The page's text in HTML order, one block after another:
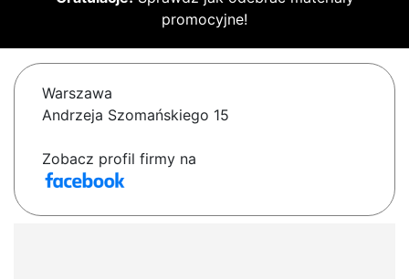
promocyjne!
Warszawa
Andrzeja Szomańskiego 15
Zobacz profil firmy na